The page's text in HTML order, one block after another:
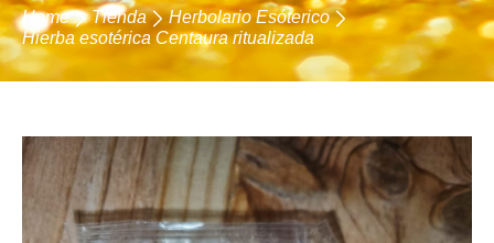
Home Tienda
Herbolario Esóterico
Hierba esotérica Centaura ritualizada